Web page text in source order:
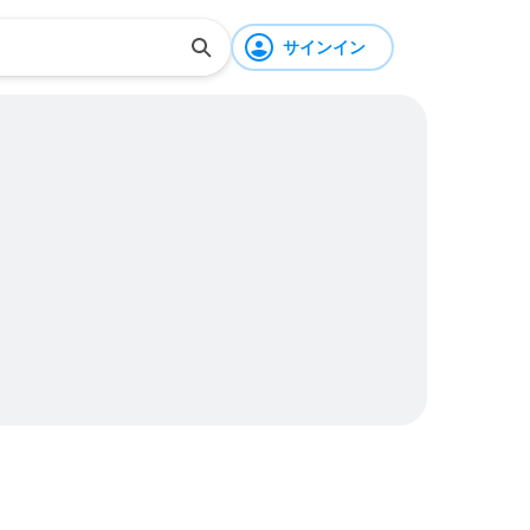
サインイン